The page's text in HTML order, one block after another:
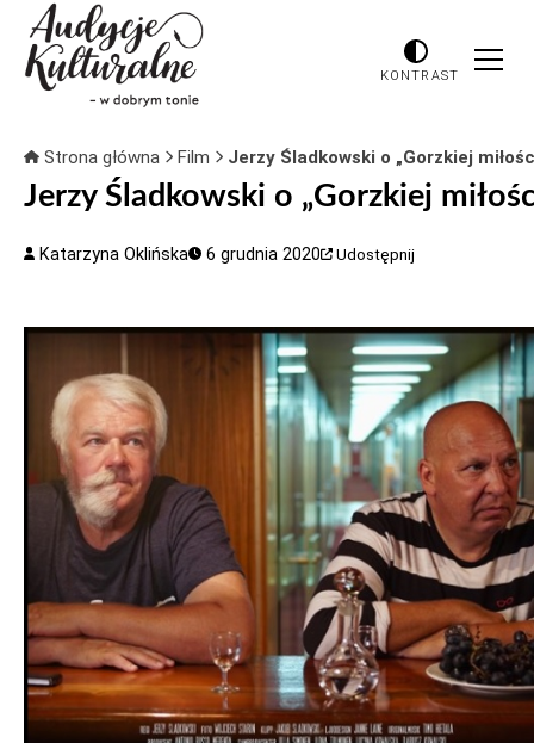
KONTRAST
Strona główna Film Jerzy Śladkowski o „Gorzkiej
Jerzy Śladkowski o „Gorzkiej
Katarzyna Oklińska 6 grudnia 2020 Udostępnij